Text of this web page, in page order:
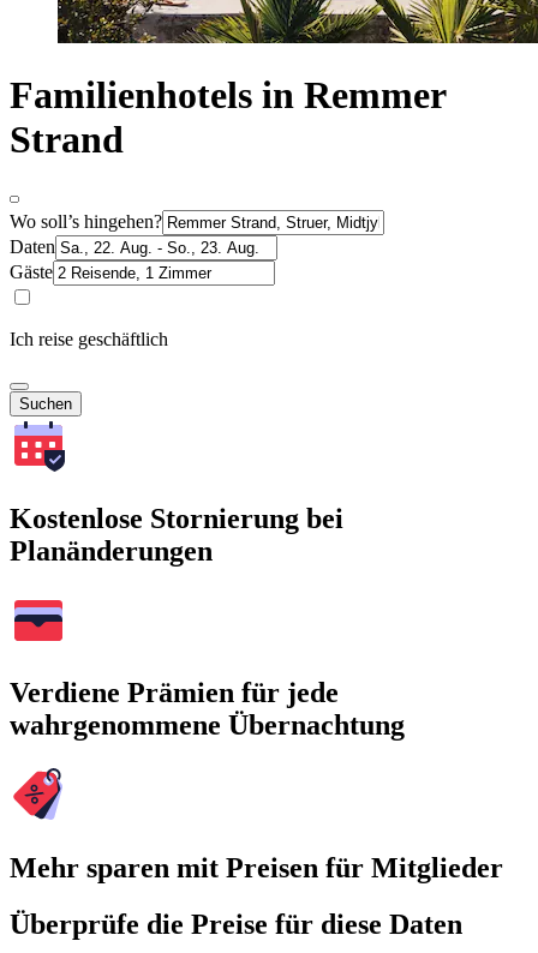
Familienhotels in Remmer
Strand
Wo soll’s hingehen?
Daten
Gäste
Ich reise geschäftlich
Suchen
Kostenlose Stornierung bei
Planänderungen
Verdiene Prämien für jede
wahrgenommene Übernachtung
Mehr sparen mit Preisen für Mitglieder
Überprüfe die Preise für diese Daten